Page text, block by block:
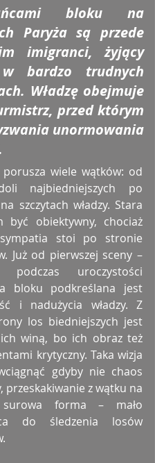
bloku na
Paryża są przede
imigranci, żyjący
bardzo trudnych
Władzę obejmuje
przed którym
unormowania
porusza wiele wątków: od
najbiedniejszych po
szczytach władzy. Stara
być obiektywny, chociaż
stoi po stronie
Już od pierwszej sceny –
podczas uroczystości
bloku podkreślana jest
i nadużycia władzy. Z
los biedniejszych jest
winą, bo ich obraz też
krytyczny. Taka wizja
gdyby nie chaos
przeskakiwanie z wątku na
forma – mało
do śledzenia losów